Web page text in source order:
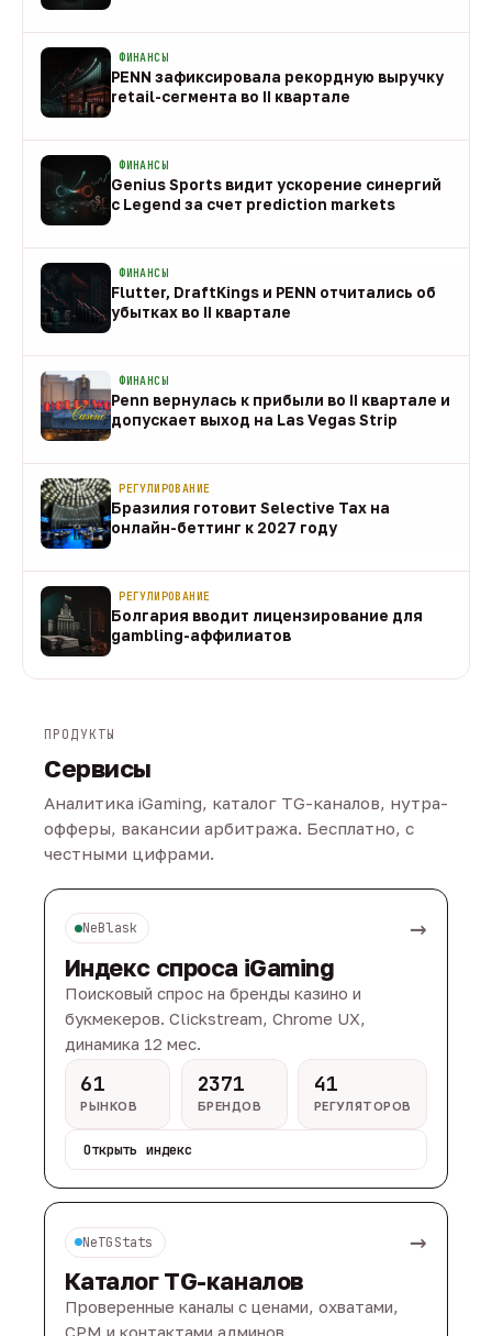
ФИНАНСЫ
PENN зафиксировала рекордную выручку
retail-сегмента во II квартале
ФИНАНСЫ
Genius Sports видит ускорение синергий
с Legend за счет prediction markets
ФИНАНСЫ
Flutter, DraftKings и PENN отчитались об
убытках во II квартале
ФИНАНСЫ
Penn вернулась к прибыли во II квартале и
допускает выход на Las Vegas Strip
РЕГУЛИРОВАНИЕ
Бразилия готовит Selective Tax на
онлайн-беттинг к 2027 году
РЕГУЛИРОВАНИЕ
Болгария вводит лицензирование для
gambling-аффилиатов
ПРОДУКТЫ
Сервисы
Аналитика iGaming, каталог TG-каналов, нутра-
офферы, вакансии арбитража. Бесплатно, с
честными цифрами.
NeBlask →
Индекс спроса iGaming
Поисковый спрос на бренды казино и
букмекеров. Clickstream, Chrome UX,
динамика 12 мес.
61
РЫНКОВ
2371
БРЕНДОВ
41
РЕГУЛЯТОРОВ
Открыть индекс
NeTGStats →
Каталог TG-каналов
Проверенные каналы с ценами, охватами,
CPM и контактами админов.